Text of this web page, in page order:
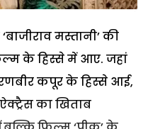
मस्तानी’ की
के हिस्से में आए. जहां
कपूर के हिस्से आई,
का खिताब